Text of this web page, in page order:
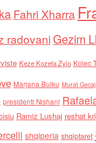
Fahri Xharra
radovaniGezim
Keze Kozeta Zylo Kolec
Marjana Bulku Murat Gecaj
presidenti Nishani
Ramiz Lushaj reshat
shqiperia shqiptaret